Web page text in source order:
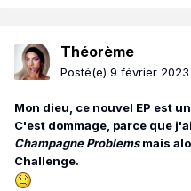
Théorème
Posté(e) 9 février 2023
Mon dieu, ce nouvel EP est
C'est dommage, parce que
Champagne Problemsmais
Challenge.